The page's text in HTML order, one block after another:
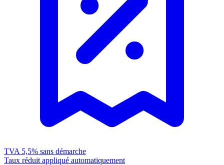
TVA 5,5% sans démarche
Taux réduit appliqué automatiquement